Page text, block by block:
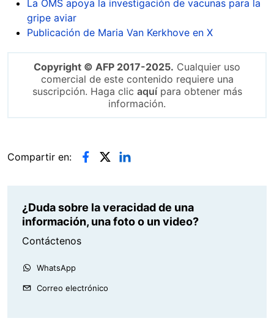
La OMS apoya la investigación de vacunas para la
gripe aviar
Publicación de Maria Van Kerkhove en X
Copyright © AFP 2017-2025. Cualquier uso
comercial de este contenido requiere una
suscripción. Haga clic aquípara obtener más
información.
Compartir en:
¿Duda sobre la veracidad de una
información, una foto o un video?
Contáctenos
WhatsApp
Correo electrónico